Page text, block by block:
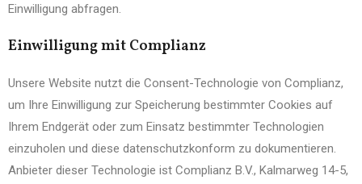
Einwilligung abfragen.
Einwilligung mit Complianz
Unsere Website nutzt die Consent-Technologie von Complianz,
um Ihre Einwilligung zur Speicherung bestimmter Cookies auf
Ihrem Endgerät oder zum Einsatz bestimmter Technologien
einzuholen und diese datenschutzkonform zu dokumentieren.
Anbieter dieser Technologie ist Complianz B.V., Kalmarweg 14-5,